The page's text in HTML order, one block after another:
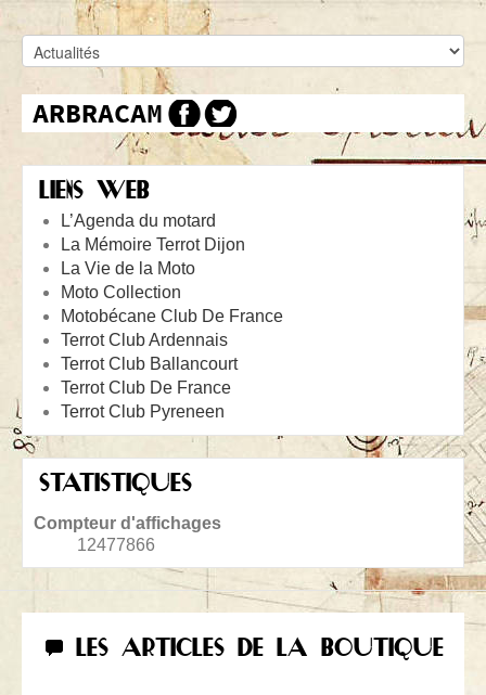
LIENS WEB
L’Agenda du motard
La Mémoire Terrot Dijon
La Vie de la Moto
Moto Collection
Motobécane Club De France
Terrot Club Ardennais
Terrot Club Ballancourt
Terrot Club De France
Terrot Club Pyreneen
STATISTIQUES
Compteur d'affichages
12477866
LES ARTICLES DE LA BOUTIQUE